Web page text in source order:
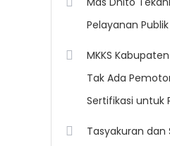
Pelayanan Publik
MKKS
Tak Ada
Sertifikasi untuk
Tasyakuran dan